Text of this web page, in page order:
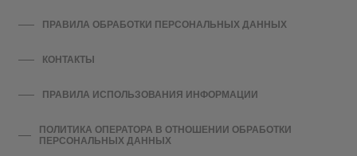
ПРАВИЛА ОБРАБОТКИ ПЕРСОНАЛЬНЫХ ДАННЫХ
КОНТАКТЫ
ПРАВИЛА ИСПОЛЬЗОВАНИЯ ИНФОРМАЦИИ
ПОЛИТИКА ОПЕРАТОРА В ОТНОШЕНИИ ОБРАБОТКИ
ПЕРСОНАЛЬНЫХ ДАННЫХ